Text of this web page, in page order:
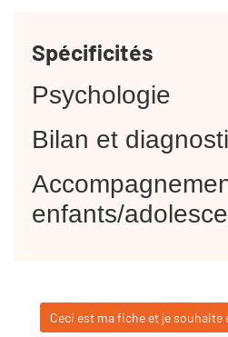
Spécificités
Psychologie
Bilan et
enfants/
Ceci est ma fiche et je